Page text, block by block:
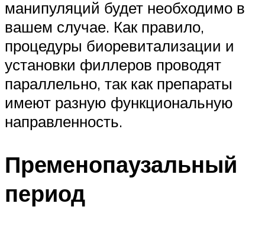
манипуляций будет необходимо в
вашем случае. Как правило,
процедуры биоревитализации и
установки филлеров проводят
параллельно, так как препараты
имеют разную функциональную
направленность.
Пременопаузальный
период